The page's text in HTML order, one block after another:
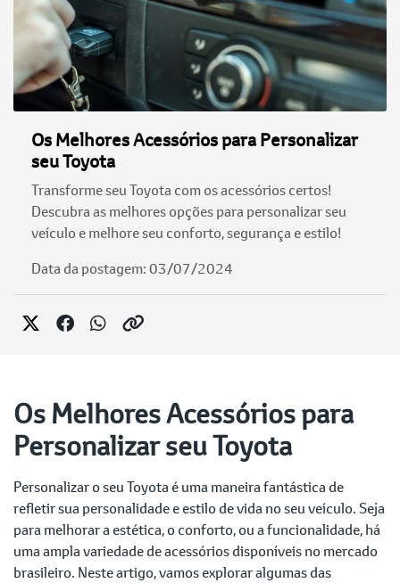
Os Melhores Acessórios para Personalizar
seu Toyota
Transforme seu Toyota com os acessórios certos!
Descubra as melhores opções para personalizar seu
veículo e melhore seu conforto, segurança e estilo!
Data da postagem: 03/07/2024
Os Melhores Acessórios para
Personalizar seu Toyota
Personalizar o seu Toyota é uma maneira fantástica de
refletir sua personalidade e estilo de vida no seu veículo. Seja
para melhorar a estética, o conforto, ou a funcionalidade, há
uma ampla variedade de acessórios disponíveis no mercado
brasileiro. Neste artigo, vamos explorar algumas das